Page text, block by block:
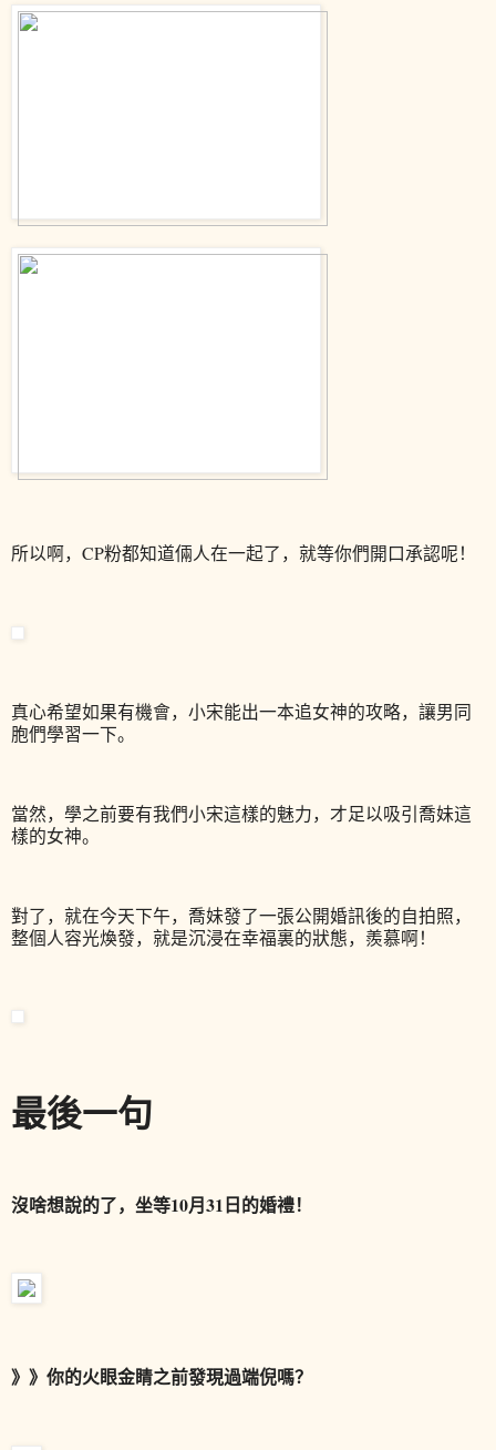
所以啊，CP粉都知道倆人在一起了，就等你們開口承認呢！
真心希望如果有機會，小宋能出一本追女神的攻略，讓男同
胞們學習一下。
當然，學之前要有我們小宋這樣的魅力，才足以吸引喬妹這
樣的女神。
對了，就在今天下午，喬妹發了一張公開婚訊後的自拍照，
整個人容光煥發，就是沉浸在幸福裏的狀態，羨慕啊！
最後一句
沒啥想說的了，坐等10月31日的婚禮！
》》 你的火眼金睛之前發現過端倪嗎？